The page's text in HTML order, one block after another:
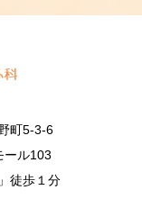
町5-3-6
ール103
徒歩１分